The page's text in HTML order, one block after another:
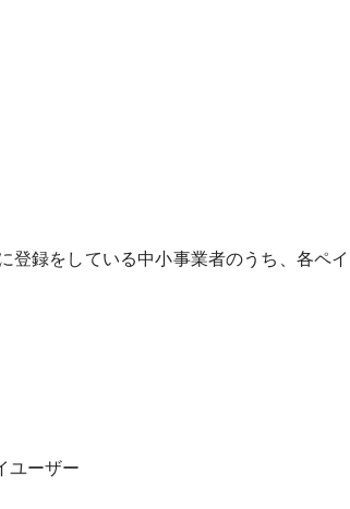
登録をしている中小事業者のうち、各ペイ
ユーザー